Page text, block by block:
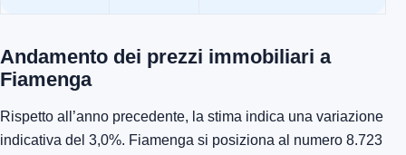
Andamento dei prezzi immobiliari a
Fiamenga
Rispetto all’anno precedente, la stima indica una variazione
indicativa del 3,0%. Fiamenga si posiziona al numero 8.723